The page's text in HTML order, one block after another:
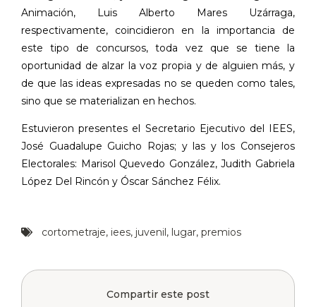
Animación, Luis Alberto Mares Uzárraga,
respectivamente, coincidieron en la importancia de
este tipo de concursos, toda vez que se tiene la
oportunidad de alzar la voz propia y de alguien más, y
de que las ideas expresadas no se queden como tales,
sino que se materializan en hechos.
Estuvieron presentes el Secretario Ejecutivo del IEES,
José Guadalupe Guicho Rojas; y las y los Consejeros
Electorales: Marisol Quevedo González, Judith Gabriela
López Del Rincón y Óscar Sánchez Félix.
cortometraje, iees, juvenil, lugar, premios
Compartir este post